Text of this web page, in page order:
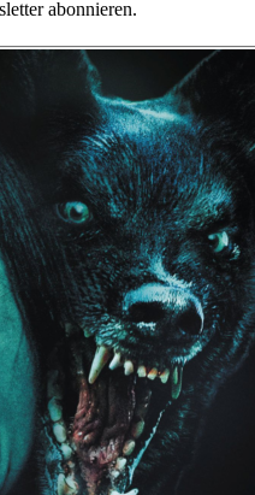
abonnieren.